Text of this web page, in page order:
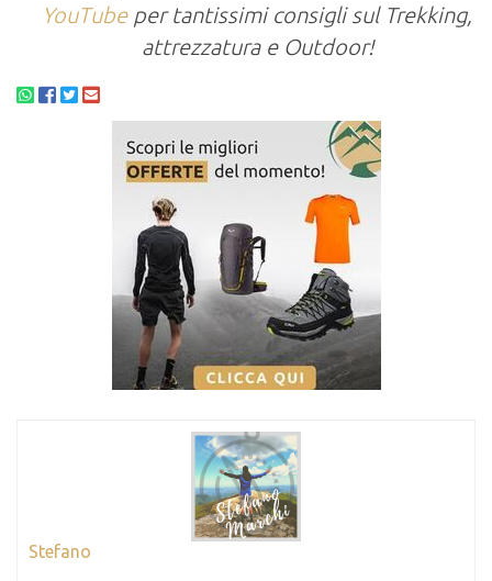
YouTubeper tantissimi consigli sul Trekking,
attrezzatura e Outdoor!
Stefano